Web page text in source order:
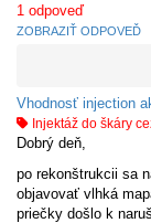
1 odpoveď
ZOBRAZIŤ ODPOVEĎ
Vhodnosť injection
Injektáž do škáry
Dobrý deň,
po rekonštrukcii sa
objavovať vlhká
priečky došlo k